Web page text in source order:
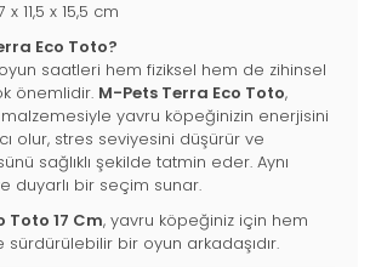
x 11,5 x 15,5 cm
Eco Toto?
saatleri hem fiziksel hem de zihinsel
önemlidir. M-Pets Terra Eco Toto,
yavru köpeğinizin enerjisini
olur, stres seviyesini düşürür ve
sağlıklı şekilde tatmin eder. Aynı
duyarlı bir seçim sunar.
Toto 17 Cm, yavru köpeğiniz için hem
bir oyun arkadaşıdır.